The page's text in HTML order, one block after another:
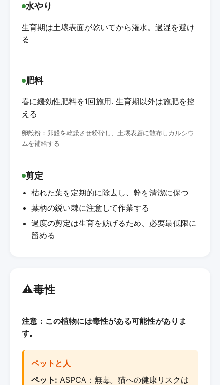
水やり
生育期は土壌表面が乾いてから潅水。過湿を避け
る
肥料
春に緩効性肥料を1回施用. 生育期以外は施肥を控
える
卵殻粉：卵殻を乾燥させ粉砕し、土壌表層に散布しカルシウ
ムを補給する
剪定
枯れた葉を定期的に除去し、幹を清潔に保つ
葉柄の鋭い棘に注意して作業する
過度の剪定は生育を妨げるため、必要最低限に
留める
⚠️毒性
注意：この植物には毒性がある可能性がありま
す。
ペットと人
ペット: ASPCA：無毒。猫への健康リスクは